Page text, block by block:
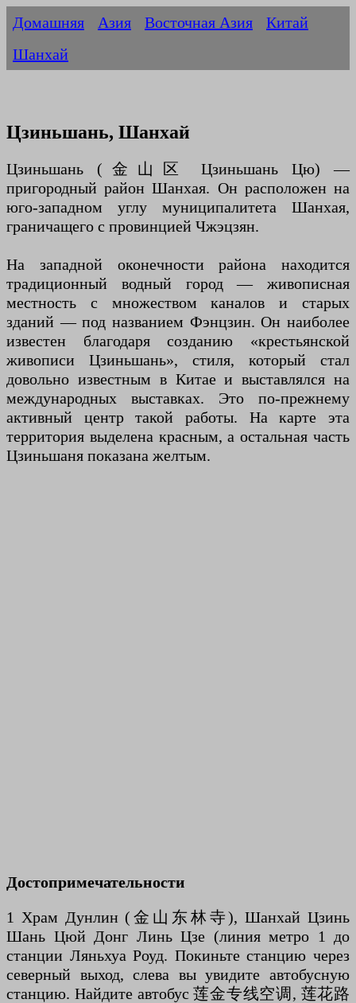
Домашняя Азия Восточная Азия
Китай
Шанхай
Цзиньшань, Шанхай
Цзиньшань (金山区 Цзиньшань Цю) —
пригородный район Шанхая. Он расположен на
юго-западном углу муниципалитета Шанхая,
граничащего с провинцией Чжэцзян.
На западной оконечности района находится
традиционный водный город — живописная
местность с множеством каналов и старых
зданий — под названием Фэнцзин. Он наиболее
известен благодаря созданию «крестьянской
живописи Цзиньшань», стиля, который стал
довольно известным в Китае и выставлялся на
международных выставках. Это по-прежнему
активный центр такой работы. На карте эта
территория выделена красным, а остальная часть
Цзиньшаня показана желтым.
Достопримечательности
1 Храм Дунлин (金山东林寺), Шанхай Цзинь
Шань Цюй Донг Линь Цзе (линия метро 1 до
станции Ляньхуа Роуд. Покиньте станцию через
северный выход, слева вы увидите автобусную
станцию. Найдите автобус 莲金专线空调, 莲花路